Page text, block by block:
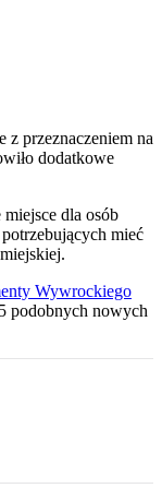
z przeznaczeniem na
dodatkowe
dla osób
mieć
Wywrockiego
5 podobnych nowych